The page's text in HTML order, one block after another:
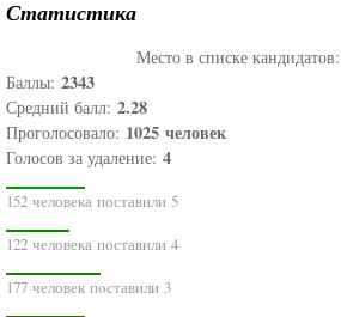
Статистика
Место в списке кандидатов:
Баллы: 2343
Средний балл: 2.28
Проголосовало: 1025 человек
Голосов за удаление: 4
152 человека поставили 5
122 человека поставили 4
177 человек поставили 3